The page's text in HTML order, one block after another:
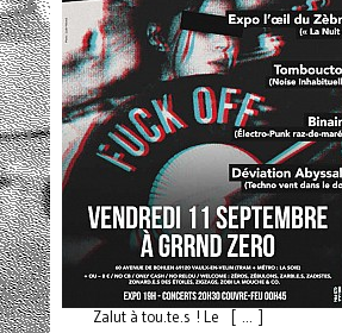
Zalut à tou.te.s ! Le [ ... ]